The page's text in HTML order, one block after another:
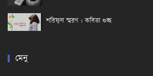
শরিফুল স্মরণ । কবিতা গুচ্ছ
মেনু